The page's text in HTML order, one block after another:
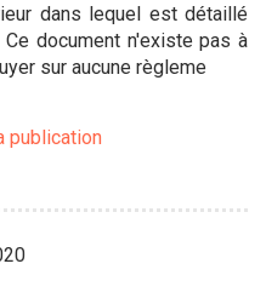
dans lequel est détaillé
document n'existe pas à
sur aucune règleme
publication